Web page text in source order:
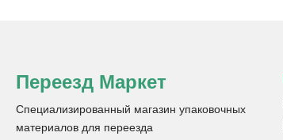
Переезд Маркет
Специализированный магазин упаковочных
материалов для переезда